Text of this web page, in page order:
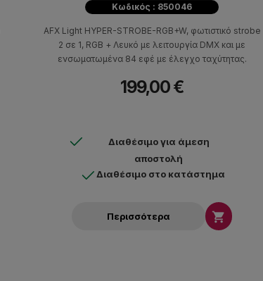
Κωδικός : 850046
AFX Light HYPER-STROBE-RGB+W, φωτιστικό strobe
2 σε 1, RGB + Λευκό με λειτουργία DMX και με
ενσωματωμένα 84 εφέ με έλεγχο ταχύτητας.
199,00 €
Διαθέσιμο για άμεση
αποστολή
Διαθέσιμο στο κατάστημα
Περισσότερα 